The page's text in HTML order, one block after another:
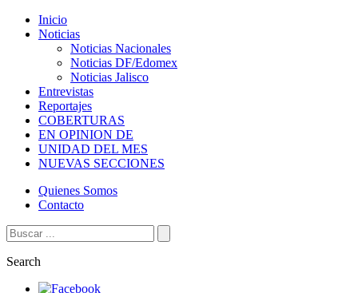
Inicio
Noticias
Noticias Nacionales
Noticias DF/Edomex
Noticias Jalisco
Entrevistas
Reportajes
COBERTURAS
EN OPINION DE
UNIDAD DEL MES
NUEVAS SECCIONES
Quienes Somos
Contacto
Search